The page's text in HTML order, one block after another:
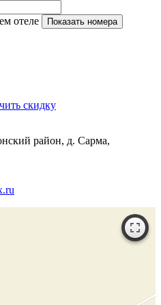
отеле
скидку
район, д. Сарма,